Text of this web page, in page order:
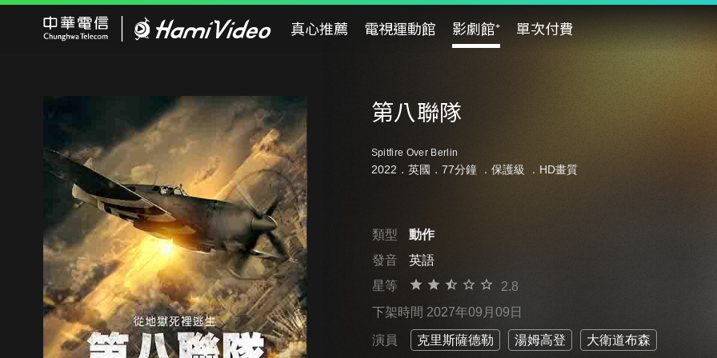
真心推薦 電視運動館 影劇館⁺ 單次付費
第八聯隊
Spitfire Over Berlin
2022．英國．77分鐘 ． 保護級 ．HD畫質
類型
動作
發音
英語
星等
2.8
下架時間 2027年09月09日
演員 克里斯薩德勒 湯姆高登 大衛道布森